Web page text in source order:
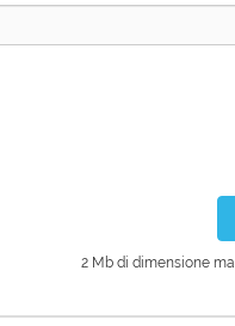
2 Mb di dimensione